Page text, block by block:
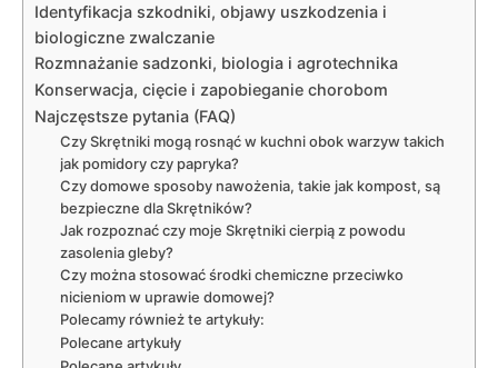
Identyfikacja szkodniki, objawy uszkodzenia i
biologiczne zwalczanie
Rozmnażanie sadzonki, biologia i agrotechnika
Konserwacja, cięcie i zapobieganie chorobom
Najczęstsze pytania (FAQ)
Czy Skrętniki mogą rosnąć w kuchni obok warzyw takich
jak pomidory czy papryka?
Czy domowe sposoby nawożenia, takie jak kompost, są
bezpieczne dla Skrętników?
Jak rozpoznać czy moje Skrętniki cierpią z powodu
zasolenia gleby?
Czy można stosować środki chemiczne przeciwko
nicieniom w uprawie domowej?
Polecamy również te artykuły:
Polecane artykuły